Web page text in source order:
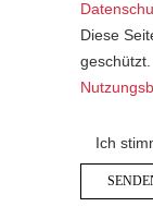
Diese
Ich